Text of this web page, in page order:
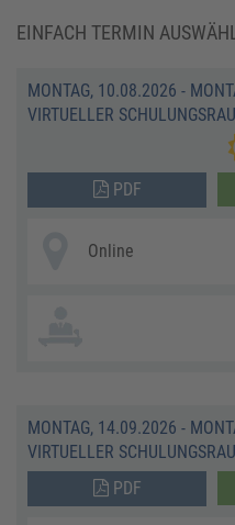
EINFACH TERMIN
MONTAG, 10.08.2026 -
VIRTUELLER
PDF
Online
MONTAG, 14.09.2026 -
VIRTUELLER
PDF